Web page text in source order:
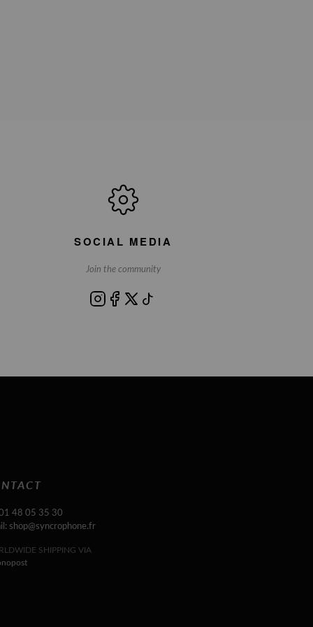
SOCIAL MEDIA
Join the community
48 05 35 30
shop@syncrophone.fr
SHIPPING VIA